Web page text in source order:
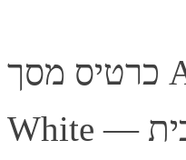
כרטיס מסך AORUS GeForce RTX 5080 MASTER ICE 16G
White — כרטיס מסך עוצמתי מבית Gigabyte, מבוסס